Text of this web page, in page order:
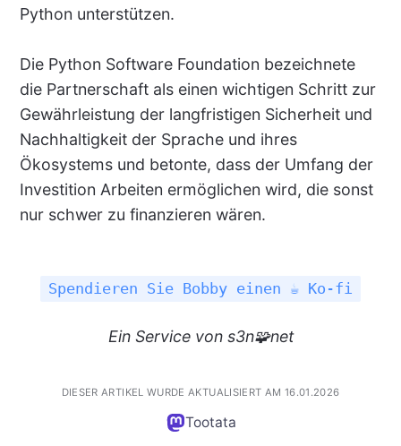
Python unterstützen.
Die Python Software Foundation bezeichnete
die Partnerschaft als einen wichtigen Schritt zur
Gewährleistung der langfristigen Sicherheit und
Nachhaltigkeit der Sprache und ihres
Ökosystems und betonte, dass der Umfang der
Investition Arbeiten ermöglichen wird, die sonst
nur schwer zu finanzieren wären.
Spendieren Sie Bobby einen ☕ Ko-fi
Ein Servicevon s3n🧩net
DIESER ARTIKEL WURDE AKTUALISIERT AM 16.01.2026
Tootata